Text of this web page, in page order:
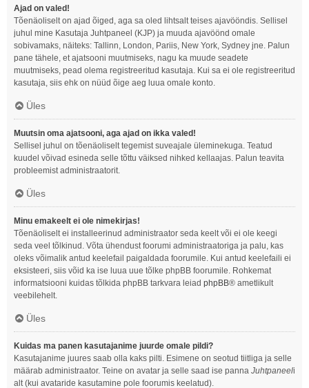
Ajad on valed!
Tõenäoliselt on ajad õiged, aga sa oled lihtsalt teises ajavööndis. Sellisel
juhul mine Kasutaja Juhtpaneel (KJP) ja muuda ajavöönd omale
sobivamaks, näiteks: Tallinn, London, Pariis, New York, Sydney jne. Palun
pane tähele, et ajatsooni muutmiseks, nagu ka muude seadete
muutmiseks, pead olema registreeritud kasutaja. Kui sa ei ole registreeritud
kasutaja, siis ehk on nüüd õige aeg luua omale konto.
Üles
Muutsin oma ajatsooni, aga ajad on ikka valed!
Sellisel juhul on tõenäoliselt tegemist suveajale üleminekuga. Teatud
kuudel võivad esineda selle tõttu väiksed nihked kellaajas. Palun teavita
probleemist administraatorit.
Üles
Minu emakeelt ei ole nimekirjas!
Tõenäoliselt ei installeerinud administraator seda keelt või ei ole keegi
seda veel tõlkinud. Võta ühendust foorumi administraatoriga ja palu, kas
oleks võimalik antud keelefail paigaldada foorumile. Kui antud keelefaili ei
eksisteeri, siis võid ka ise luua uue tõlke phpBB foorumile. Rohkemat
informatsiooni kuidas tõlkida phpBB tarkvara leiad phpBB® ametlikult
veebilehelt.
Üles
Kuidas ma panen kasutajanime juurde omale pildi?
Kasutajanime juures saab olla kaks pilti. Esimene on seotud tiitliga ja selle
määrab administraator. Teine on avatar ja selle saad ise panna Juhtpaneeli
alt (kui avataride kasutamine pole foorumis keelatud).